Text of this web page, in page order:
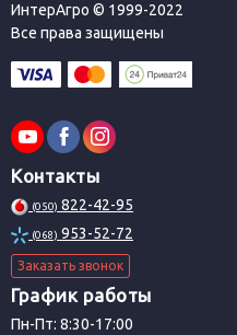
ИнтерАгро © 1999-2022
Все права защищены
Контакты
(050) 822-42-95
(068) 953-52-72
Заказать звонок
График работы
Пн-Пт: 8:30-17:00